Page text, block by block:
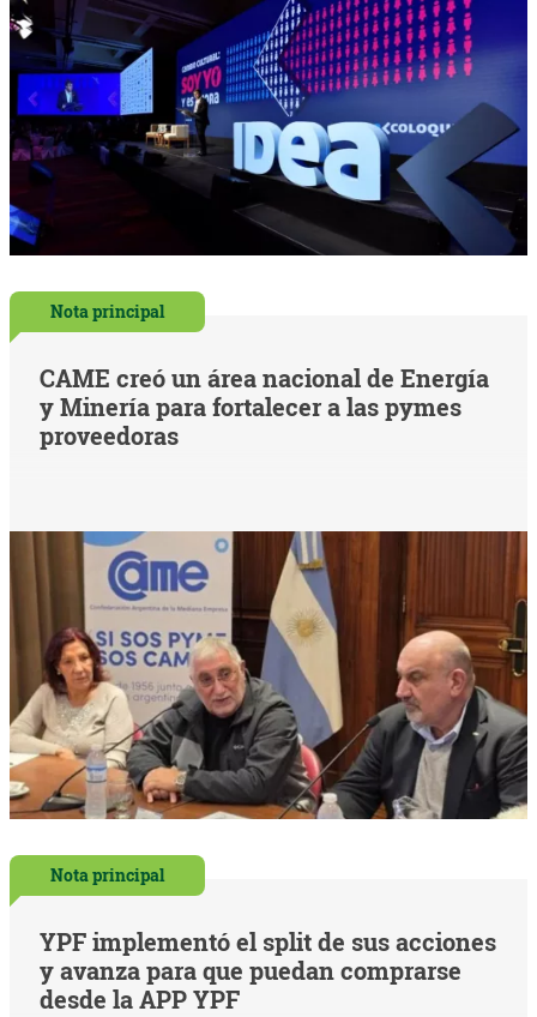
Nota principal
CAME creó un área nacional de Energía
y Minería para fortalecer a las pymes
proveedoras
Nota principal
YPF implementó el split de sus acciones
y avanza para que puedan comprarse
desde la APP YPF